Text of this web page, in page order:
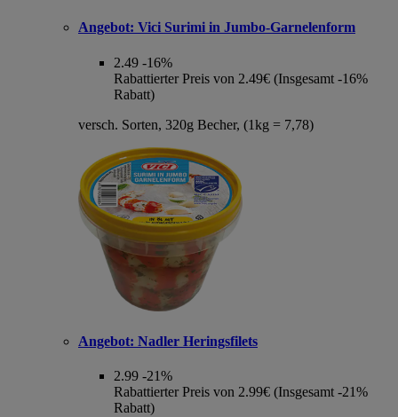
Angebot: Vici Surimi in Jumbo-Garnelenform
2.49 -16%
Rabattierter Preis von 2.49€ (Insgesamt -16%
Rabatt)
versch. Sorten, 320g Becher, (1kg = 7,78)
Angebot: Nadler Heringsfilets
2.99 -21%
Rabattierter Preis von 2.99€ (Insgesamt -21%
Rabatt)